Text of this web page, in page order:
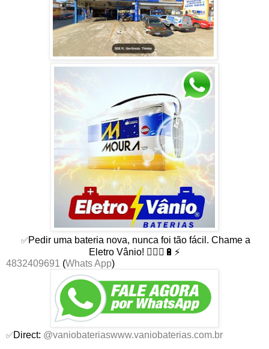
✅Pedir uma bateria nova, nunca foi tão fácil. Chame a
Eletro Vânio! 👨🏻‍⚕🔋⚡
4832409691 (Whats App)
✅Direct: @vaniobateriaswww.vaniobaterias.com.br